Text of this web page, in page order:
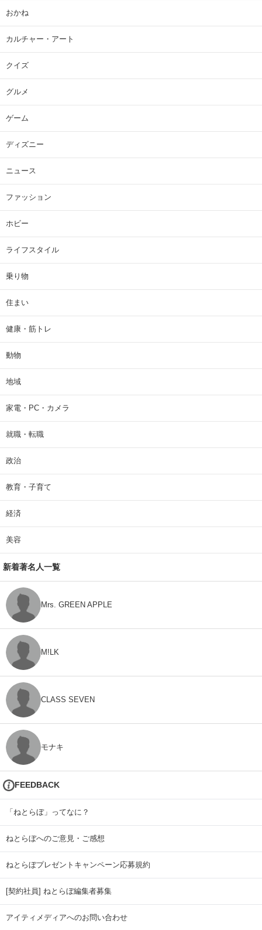
おかね
カルチャー・アート
クイズ
グルメ
ゲーム
ディズニー
ニュース
ファッション
ホビー
ライフスタイル
乗り物
住まい
健康・筋トレ
動物
地域
家電・PC・カメラ
就職・転職
政治
教育・子育て
経済
美容
新着著名人一覧
Mrs. GREEN APPLE
M!LK
CLASS SEVEN
モナキ
FEEDBACK
「ねとらぼ」ってなに？
ねとらぼへのご意見・ご感想
ねとらぼプレゼントキャンペーン応募規約
[契約社員] ねとらぼ編集者募集
アイティメディアへのお問い合わせ